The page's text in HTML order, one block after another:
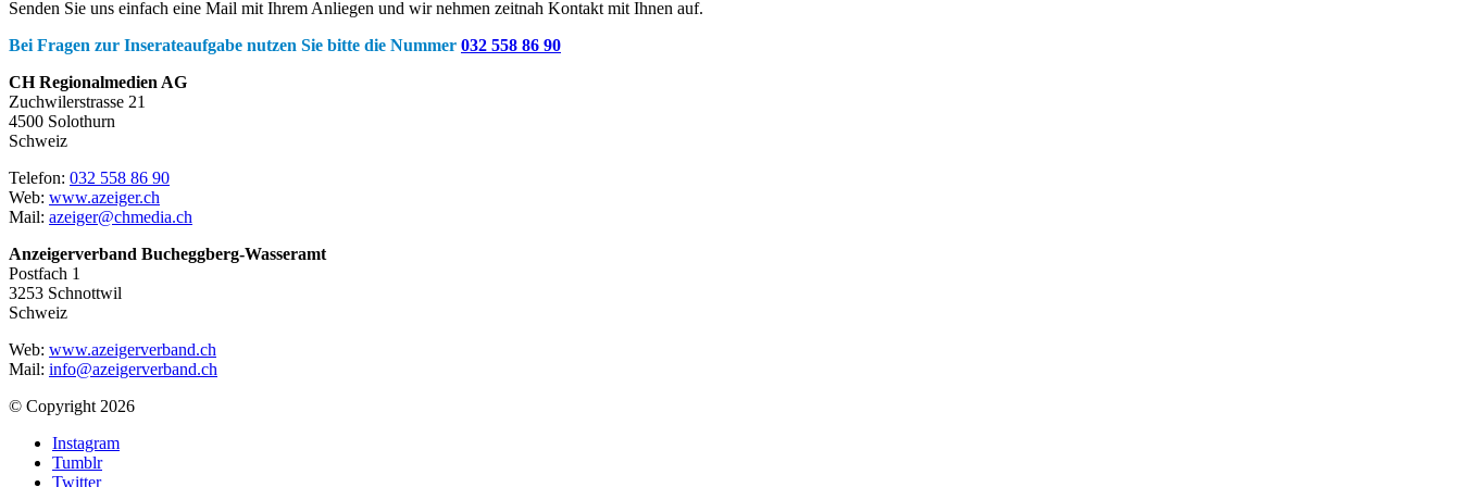
Senden Sie uns einfach eine Mail mit Ihrem Anliegen und wir nehmen zeitnah Kontakt mit Ihnen auf.
Bei Fragen zur Inserateaufgabe nutzen Sie bitte die Nummer 032 558 86 90
CH Regionalmedien AG
Zuchwilerstrasse 21
4500 Solothurn
Schweiz
Telefon: 032 558 86 90
Web: www.azeiger.ch
Mail: azeiger@chmedia.ch
Anzeigerverband Bucheggberg-Wasseramt
Postfach 1
3253 Schnottwil
Schweiz
Web: www.azeigerverband.ch
Mail: info@azeigerverband.ch
© Copyright 2026
Instagram
Tumblr
Twitter